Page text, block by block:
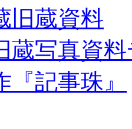
旧蔵資料
蔵写真資
記事珠』